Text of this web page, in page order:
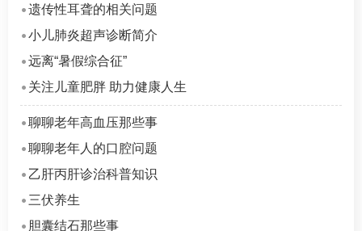
遗传性耳聋的相关问题
小儿肺炎超声诊断简介
远离“暑假综合征”
关注儿童肥胖 助力健康人生
聊聊老年高血压那些事
聊聊老年人的口腔问题
乙肝丙肝诊治科普知识
三伏养生
胆囊结石那些事